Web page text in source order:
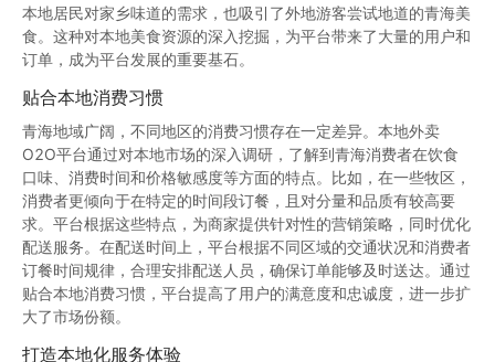
本地居民对家乡味道的需求，也吸引了外地游客尝试地道的青海美
食。这种对本地美食资源的深入挖掘，为平台带来了大量的用户和
订单，成为平台发展的重要基石。
贴合本地消费习惯
青海地域广阔，不同地区的消费习惯存在一定差异。本地外卖
O2O平台通过对本地市场的深入调研，了解到青海消费者在饮食
口味、消费时间和价格敏感度等方面的特点。比如，在一些牧区，
消费者更倾向于在特定的时间段订餐，且对分量和品质有较高要
求。平台根据这些特点，为商家提供针对性的营销策略，同时优化
配送服务。在配送时间上，平台根据不同区域的交通状况和消费者
订餐时间规律，合理安排配送人员，确保订单能够及时送达。通过
贴合本地消费习惯，平台提高了用户的满意度和忠诚度，进一步扩
大了市场份额。
打造本地化服务体验